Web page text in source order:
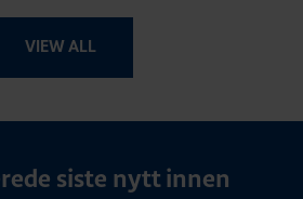
VIEW ALL
siste nytt innen